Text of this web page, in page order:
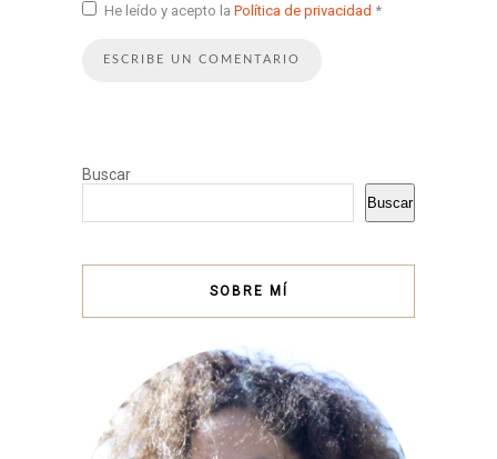
He leído y acepto la Política de privacidad *
Buscar
Buscar
SOBRE MÍ